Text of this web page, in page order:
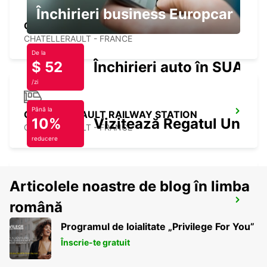
CHATELLERAULT
CHATELLERAULT - FRANCE
CHATELLERAULT RAILWAY STATION
CHATELLERAULT - FRANCE
CHAUVIGNY
CHAUVIGNY - FRANCE
Închirieri business Europcar
De la
$ 52
/zi
Închirieri auto în SUA
Până la
10%
reducere
Vizitează Regatul Unit
Articolele noastre de blog în limba
română
Programul de loialitate „Privilege For You”
Înscrie-te gratuit